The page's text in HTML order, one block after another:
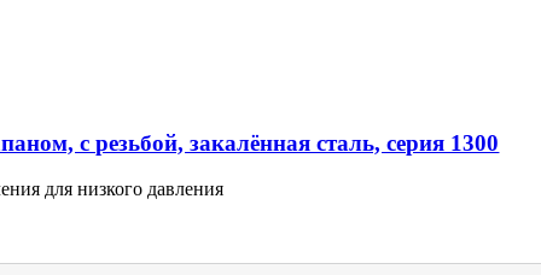
с резьбой, закалённая сталь, серия 1300
для низкого давления